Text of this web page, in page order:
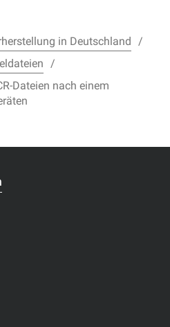
in Deutschland
Dateien nach einem